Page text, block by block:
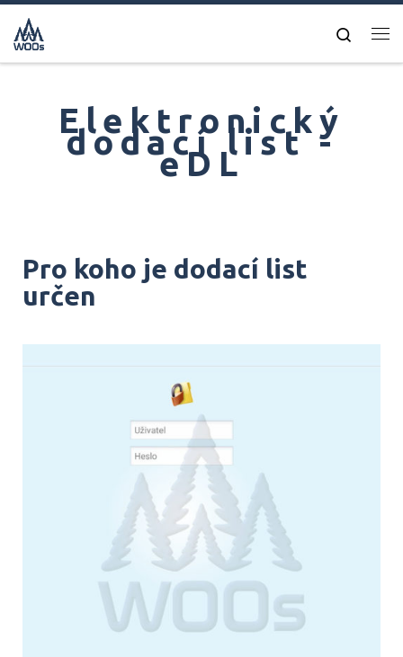
Skip to content Search
Elektronický
dodací list -
eDL
Pro koho je dodací list
určen